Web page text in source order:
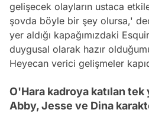
gelişecek olayların ustaca
şovda böyle bir şey olursa,'
yer aldığı kapağımızdaki
duygusal olarak hazır
Heyecan verici gelişmeler
O'Hara kadroya katılan
Abby, Jesse ve Dina